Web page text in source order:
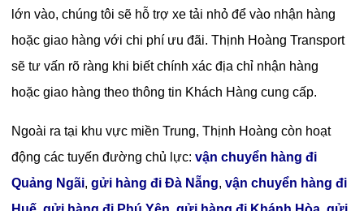
lớn vào, chúng tôi sẽ hỗ trợ xe tải nhỏ để vào nhận hàng
hoặc giao hàng với chi phí ưu đãi. Thịnh Hoàng Transport
sẽ tư vấn rõ ràng khi biết chính xác địa chỉ nhận hàng
hoặc giao hàng theo thông tin Khách Hàng cung cấp.
Ngoài ra tại khu vực miền Trung, Thịnh Hoàng còn hoạt
động các tuyến đường chủ lực:vận chuyển hàng đi
Quảng Ngãi,gửi hàng đi Đà Nẵng,vận chuyển hàng đi